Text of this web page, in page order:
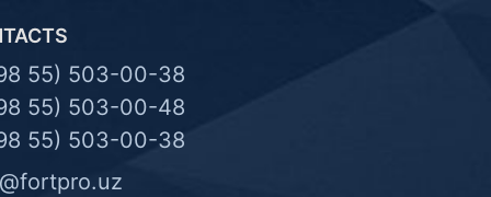
55) 503-00-38
55) 503-00-48
55) 503-00-38